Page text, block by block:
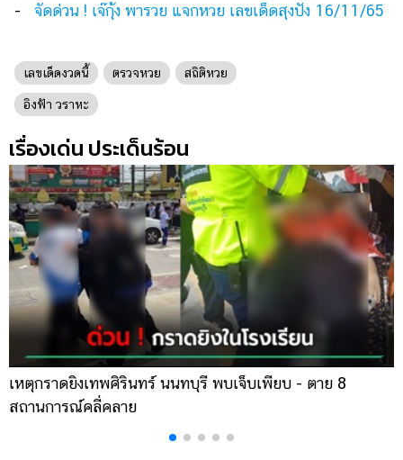
- จัดด่วน ! เจ๊กุ้ง พารวย แจกหวย เลขเด็ดสุงปัง 16/11/65
เลขเด็ดงวดนี้ ตรวจหวย สถิติหวย
อิงฟ้า วราหะ
เรื่องเด่น ประเด็นร้อน
เหตุกราดยิงเทพศิรินทร์ นนทบุรี พบเจ็บเพียบ - ตาย 8
สถานการณ์คลี่คลาย